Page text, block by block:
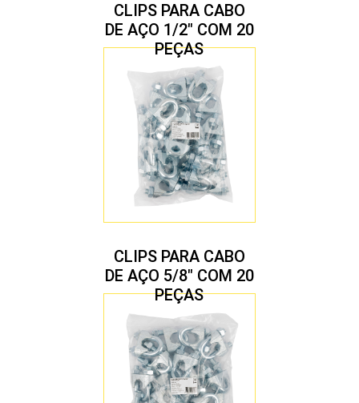
CLIPS PARA CABO
DE AÇO 1/2″ COM 20
PEÇAS
CLIPS PARA CABO
DE AÇO 5/8″ COM 20
PEÇAS